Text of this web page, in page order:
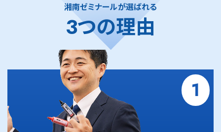
湘南ゼミナールが選ばれる
3つの理由
1